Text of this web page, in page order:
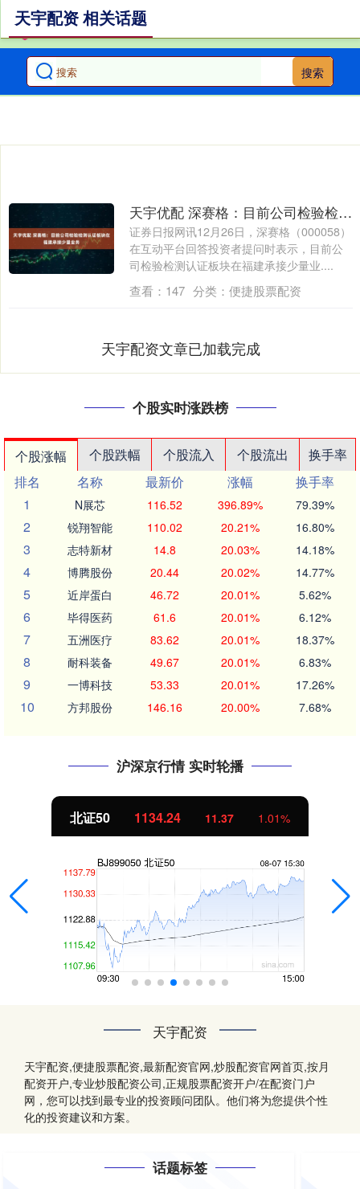
搜索
天宇配资 相关话题
天宇优配 深赛格：目前公司检验检测认证板块在福建承接少量业务
证券日报网讯12月26日，深赛格（000058）
在互动平台回答投资者提问时表示，目前公
司检验检测认证板块在福建承接少量业....
查看： 147 分类： 便捷股票配资
天宇配资文章已加载完成
个股实时涨跌榜
个股涨幅 个股跌幅 个股流入 个股流出
换手率
排名
名称 最新价 涨幅
换手率
1
N展芯 116.52 396.89% 79.39%
2 锐翔智能 110.02 20.21% 16.80%
3 志特新材 14.8 20.03% 14.18%
4 博腾股份 20.44 20.02% 14.77%
5 近岸蛋白 46.72 20.01% 5.62%
6 毕得医药 61.6 20.01% 6.12%
7 五洲医疗 83.62 20.01% 18.37%
8 耐科装备 49.67 20.01% 6.83%
9 一博科技 53.33 20.01% 17.26%
10 方邦股份 146.16 20.00% 7.68%
沪深京行情 实时轮播
北证50 1134.24 11.37 1.01%
天宇配资
天宇配资,便捷股票配资,最新配资官网,炒股配资官网首页,按月
配资开户,专业炒股配资公司,正规股票配资开户/在配资门户
网，您可以找到最专业的投资顾问团队。他们将为您提供个性
化的投资建议和方案。
话题标签